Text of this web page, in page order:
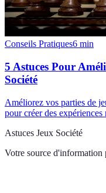
Conseils Pratiques6 min
5 Astuces Pour
Société
Améliorez vos parties de
pour créer des expériences
Astuces Jeux Société
Votre source d'information